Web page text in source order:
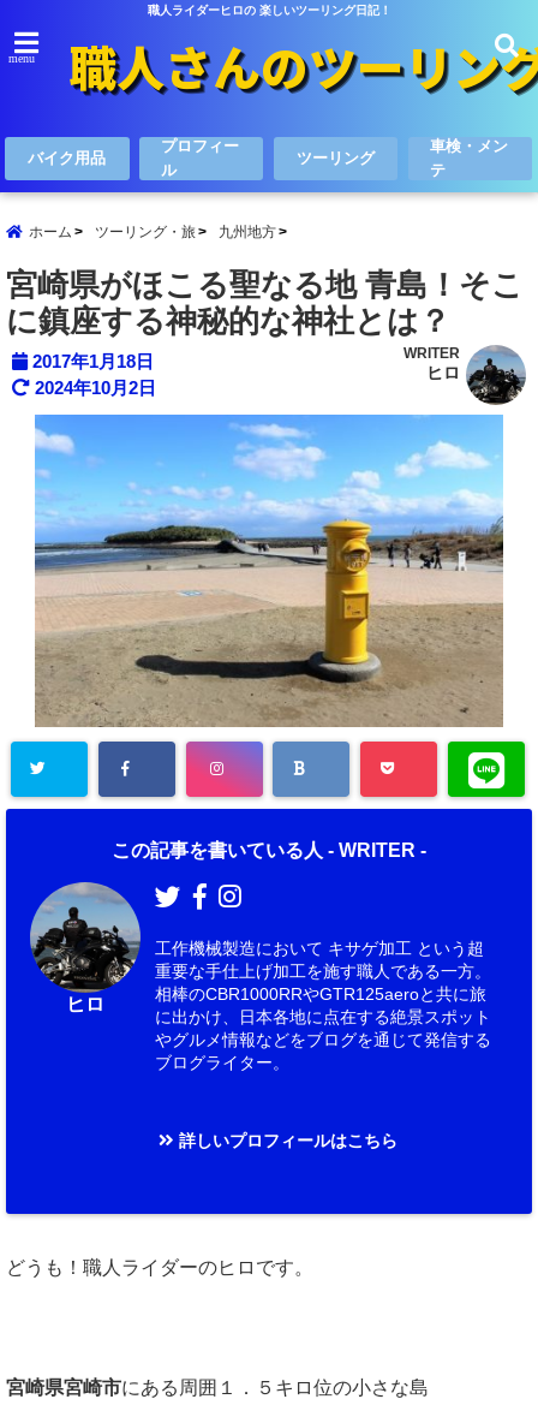
職人ライダーヒロの 楽しいツーリング日記！
menu
バイク用品
プロフィー
ル
ツーリング
車検・メン
テ
ホーム ツーリング・旅 九州地方
宮崎県がほこる聖なる地 青島！そこ
に鎮座する神秘的な神社とは？
2017年1月18日
2024年10月2日
WRITER
ヒロ
この記事を書いている人 - WRITER -
ヒロ
工作機械製造において キサゲ加工 という超
重要な手仕上げ加工を施す職人である一方。
相棒のCBR1000RRやGTR125aeroと共に旅
に出かけ、日本各地に点在する絶景スポット
やグルメ情報などをブログを通じて発信する
ブログライター。
詳しいプロフィールはこちら
どうも！職人ライダーのヒロです。
宮崎県宮崎市にある周囲１．５キロ位の小さな島